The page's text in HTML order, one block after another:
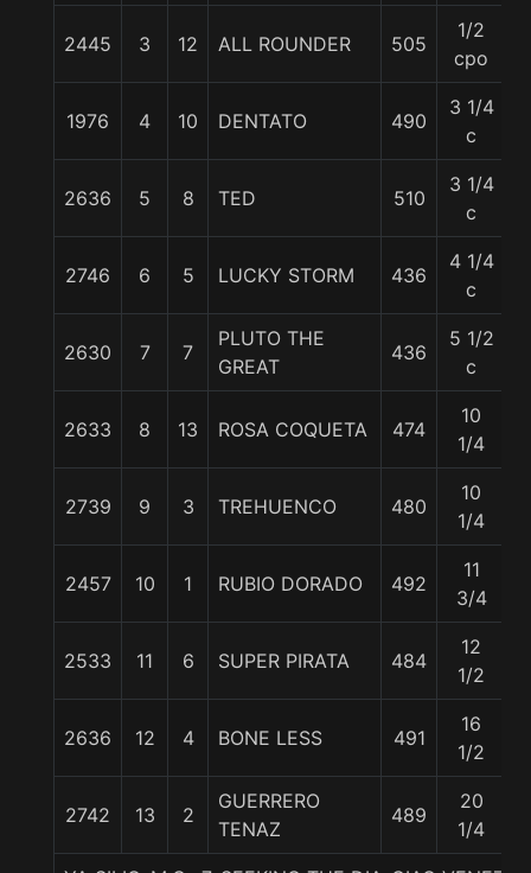
2445 3 12 ALL ROUNDER 505
1/2
cpo
1976 4 10 DENTATO 490
3 1/4
c
2636 5 8 TED 510
3 1/4
c
2746 6 5 LUCKY STORM 436
4 1/4
c
2630 7 7
PLUTO THE
GREAT
436
5 1/2
c
2633 8 13 ROSA COQUETA 474
10
1/4
2739 9 3 TREHUENCO 480
10
1/4
2457 10 1 RUBIO DORADO 492
11
3/4
2533 11 6 SUPER PIRATA 484
12
1/2
2636 12 4 BONE LESS 491
16
1/2
2742 13 2
GUERRERO
TENAZ
489
20
1/4